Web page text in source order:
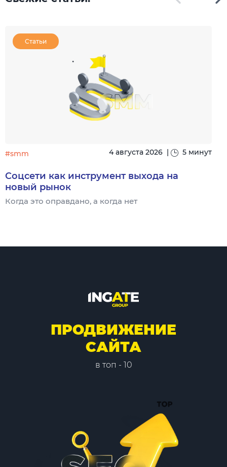
Статьи
#smm 4 августа 2026 | 5 минут
Соцсети как инструмент выхода на
новый рынок
Когда это оправдано, а когда нет
ПРОДВИЖЕНИЕ
САЙТА
в топ - 10